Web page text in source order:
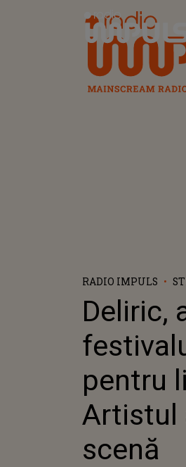
Radio Impuls
RADIO IMPULS
Deliric,
pentru
Artistul
scenă